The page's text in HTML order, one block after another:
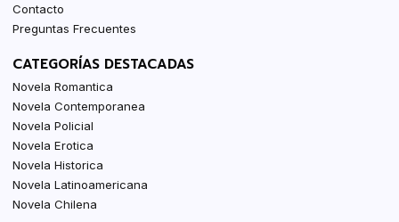
Contacto
Preguntas Frecuentes
CATEGORÍAS DESTACADAS
Novela Romantica
Novela Contemporanea
Novela Policial
Novela Erotica
Novela Historica
Novela Latinoamericana
Novela Chilena